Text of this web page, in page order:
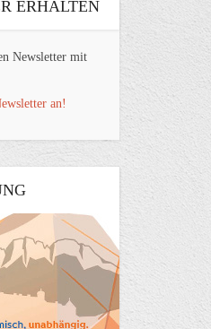
ERHALTEN
Newsletter mit
an!